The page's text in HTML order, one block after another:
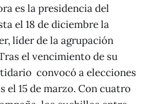
es la presidencia del
el 18 de diciembre la
líder de la agrupación
el vencimiento de su
convocó a elecciones
el 15 de marzo. Con cuatro